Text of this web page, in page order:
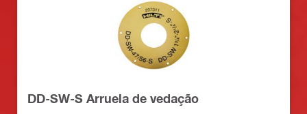
DD-SW-S Arruela de vedação